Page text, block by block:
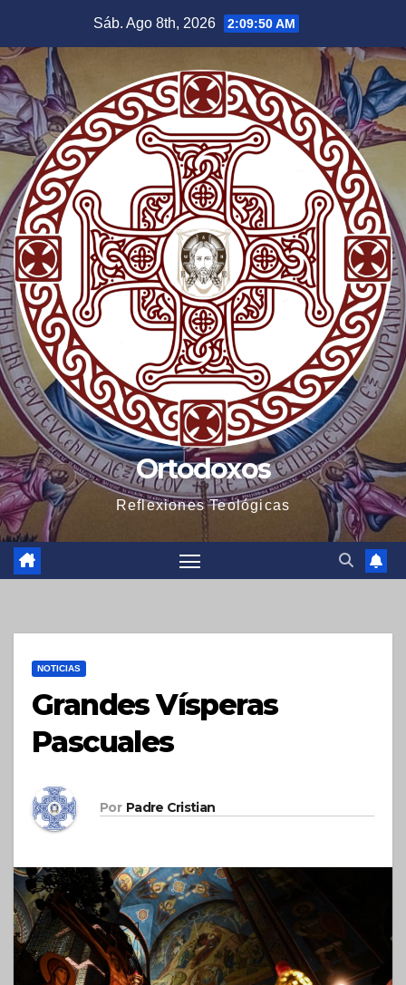
contenido
Sáb. Ago 8th, 2026 2:09:51 AM
Ortodoxos
Reflexiones Teológicas
NOTICIAS
Grandes Vísperas
Pascuales
Por Padre Cristian